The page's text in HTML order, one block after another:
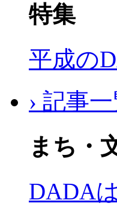
特集
平成の
› 記事
まち・
DADA